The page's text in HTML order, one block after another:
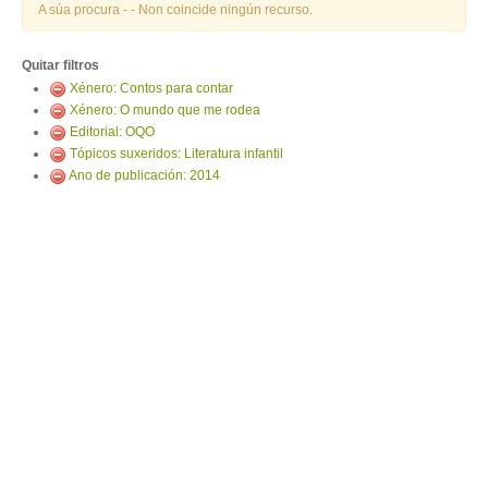
A súa procura - - Non coincide ningún recurso.
Quitar filtros
Xénero: Contos para contar
Xénero: O mundo que me rodea
Editorial: OQO
Tópicos suxeridos: Literatura infantil
Ano de publicación: 2014